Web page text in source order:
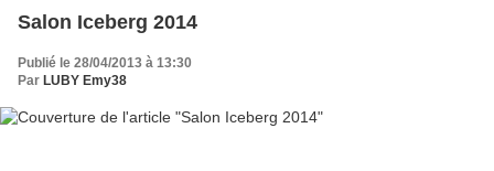
Salon Iceberg 2014
Publié le 28/04/2013 à 13:30
Par LUBY Emy38